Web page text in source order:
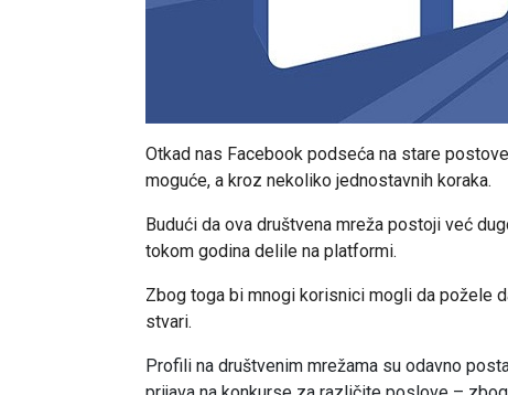
Otkad nas Facebook podseća na stare
moguće, a kroz nekoliko jednostavnih koraka.
Budući da ova društvena mreža postoji već
tokom godina delile na platformi.
Zbog toga bi mnogi korisnici mogli da požele
stvari.
Profili na društvenim mrežama su odavno